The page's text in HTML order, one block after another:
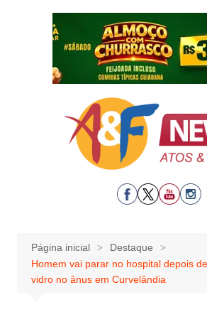
Página inicial
Destaque
Homem vai parar no hospital depois
vidro no ânus em Curvelândia